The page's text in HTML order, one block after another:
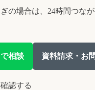
の場合は、24時間つな
相談 資料請求・お
認する